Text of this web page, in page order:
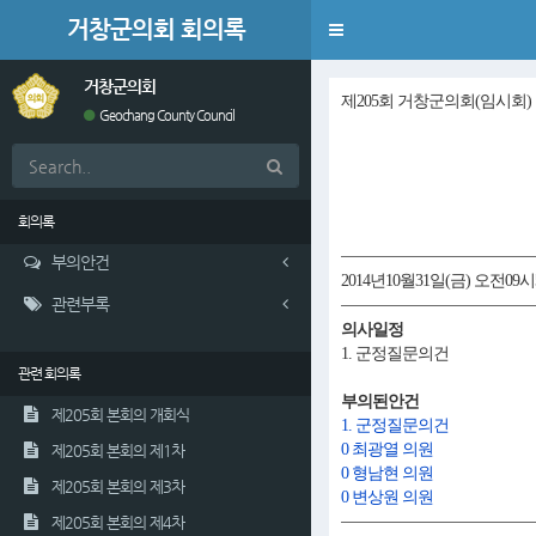
거창군의회 회의록
Toggle
거창군의회
Geochang County Council
회의록
부의안건
관련부록
관련 회의록
제205회 본회의 개회식
제205회 본회의 제1차
제205회 본회의 제3차
제205회 본회의 제4차
제205회 거창군의회(임시회)
2014년10월31일(금) 오전09
의사일정
1. 군정질문의건
부의된안건
1. 군정질문의건
0 최광열 의원
0 형남현 의원
0 변상원 의원